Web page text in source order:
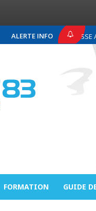
ALERTE INFO
COMMUNIQUÉ DE PRESSE
FORMATION GUIDE